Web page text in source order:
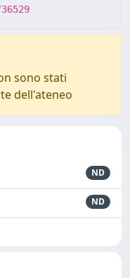
sono stati
dell'ateneo
ND
ND